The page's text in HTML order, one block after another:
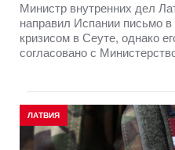
Министр внутренних дел
направил Испании письмо
кризисом в Сеуте, однако
согласовано с
ЛАТВИЯ